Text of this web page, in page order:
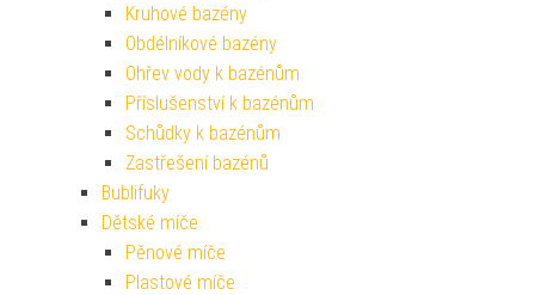
Kruhové bazény
Obdélníkové bazény
Ohřev vody k bazénům
Příslušenství k bazénům
Schůdky k bazénům
Zastřešení bazénů
Bublifuky
Dětské míče
Pěnové míče
Plastové míče